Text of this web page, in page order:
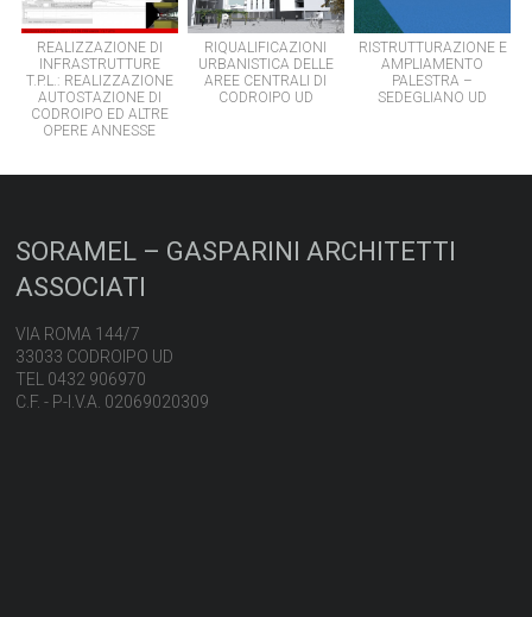
REALIZZAZIONE DI
INFRASTRUTTURE
T.P.L.: REALIZZAZIONE
AUTOSTAZIONE DI
CODROIPO ED ALTRE
OPERE ANNESSE
RIQUALIFICAZIONI
URBANISTICA DELLE
AREE CENTRALI DI
CODROIPO UD
RISTRUTTURAZIONE E
AMPLIAMENTO
PALESTRA –
SEDEGLIANO UD
SORAMEL – GASPARINI ARCHITETTI
ASSOCIATI
VIA ROMA 144/7
33033 CODROIPO UD
TEL 0432 906970
C.F. - P-I.V.A. 02069020309